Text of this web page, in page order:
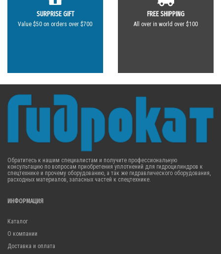
SURPRISE GIFT
Value $50 on orders over $700
FREE SHIPPING
All over in world over $100
Обратитесь к нашим специалистам и получите профессиональную
консультацию по вопросам приобретения уплотнений для гидроцилиндров к
спецтехнике и прочему оборудованию, а так же гидравлического оборудования,
расходных материалов, запасных частей к спецтехнике.
ИНФОРМАЦИЯ
Каталог
О компании
Доставка и оплата